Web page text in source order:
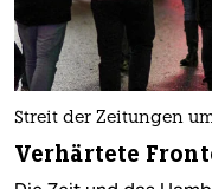
Streit der Zeitungen
Verhärtete